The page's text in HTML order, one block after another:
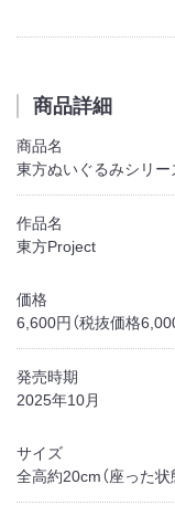
商品詳細
商品名
東方ぬいぐるみシリー
作品名
東方Project
価格
6,600円（税抜価格
発売時期
2025年10月
サイズ
全高約20cm（座った状